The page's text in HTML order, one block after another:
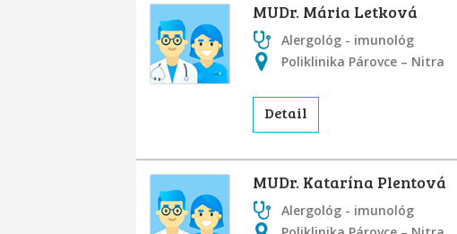
MUDr. Mária Letková
Alergológ - imunológ
Poliklinika Párovce – Nitra
Detail
MUDr. Katarína Plentová
Alergológ - imunológ